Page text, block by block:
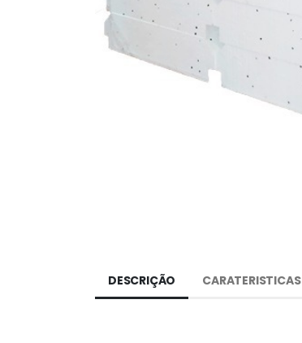
DESCRIÇÃO CARATERISTICAS